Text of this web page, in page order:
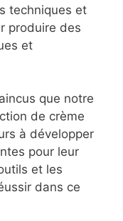
techniques et
produire des
et
que notre
de crème
à développer
pour leur
et les
dans ce